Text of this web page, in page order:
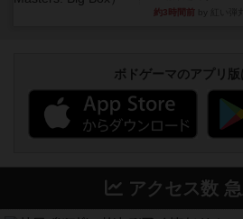
約3時間前
ボドゲーマのアプリ版
アクセス数